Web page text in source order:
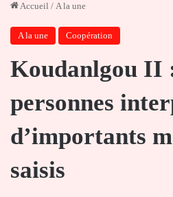
Accueil / A la une
A la une Coopération
Koudanlgou II
personnes
d’importants
saisis